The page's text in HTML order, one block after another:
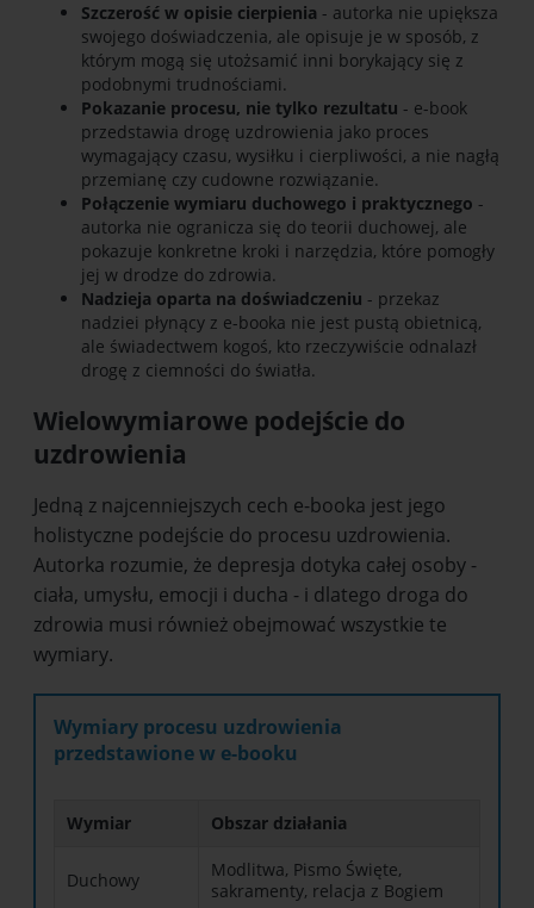
Szczerość w opisie cierpienia - autorka nie upiększa
swojego doświadczenia, ale opisuje je w sposób, z
którym mogą się utożsamić inni borykający się z
podobnymi trudnościami.
Pokazanie procesu, nie tylko rezultatu - e-book
przedstawia drogę uzdrowienia jako proces
wymagający czasu, wysiłku i cierpliwości, a nie nagłą
przemianę czy cudowne rozwiązanie.
Połączenie wymiaru duchowego i praktycznego -
autorka nie ogranicza się do teorii duchowej, ale
pokazuje konkretne kroki i narzędzia, które pomogły
jej w drodze do zdrowia.
Nadzieja oparta na doświadczeniu - przekaz
nadziei płynący z e-booka nie jest pustą obietnicą,
ale świadectwem kogoś, kto rzeczywiście odnalazł
drogę z ciemności do światła.
Wielowymiarowe podejście do
uzdrowienia
Jedną z najcenniejszych cech e-booka jest jego
holistyczne podejście do procesu uzdrowienia.
Autorka rozumie, że depresja dotyka całej osoby -
ciała, umysłu, emocji i ducha - i dlatego droga do
zdrowia musi również obejmować wszystkie te
wymiary.
Wymiary procesu uzdrowienia
przedstawione w e-booku
Wymiar Obszar działania
Duchowy
Modlitwa, Pismo Święte,
sakramenty, relacja z Bogiem